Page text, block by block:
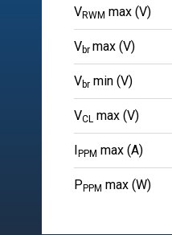
VRWM max (V)
Vbr max (V)
Vbr min (V)
VCL max (V)
PPM max (A)
P PPM max (W)